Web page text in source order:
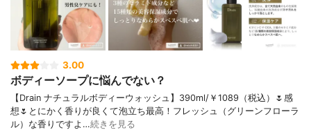
3.00
ボディーソープに悩んでない？
【Drain ナチュラルボディーウォッシュ】390ml/￥1089（税込）🌷感
想🌷とにかく香りが良くて泡立ち最高！フレッシュ（グリーンフローラ
ル）な香りですよ…続きを見る